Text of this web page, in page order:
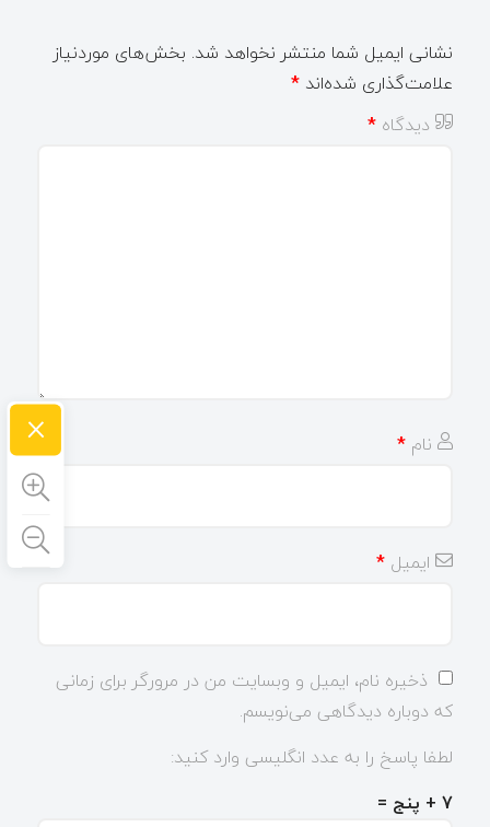
نشانی ایمیل شما منتشر نخواهد شد. بخش‌های موردنیاز
علامت‌گذاری شده‌اند *
دیدگاه *
نام *
ایمیل *
ذخیره نام، ایمیل و وبسایت من در مرورگر برای زمانی
که دوباره دیدگاهی می‌نویسم.
لطفا پاسخ را به عدد انگلیسی وارد کنید:
7 + پنج =
×